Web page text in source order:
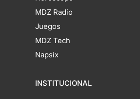
MDZ Radio
Juegos
MDZ Tech
Napsix
INSTITUCIONAL